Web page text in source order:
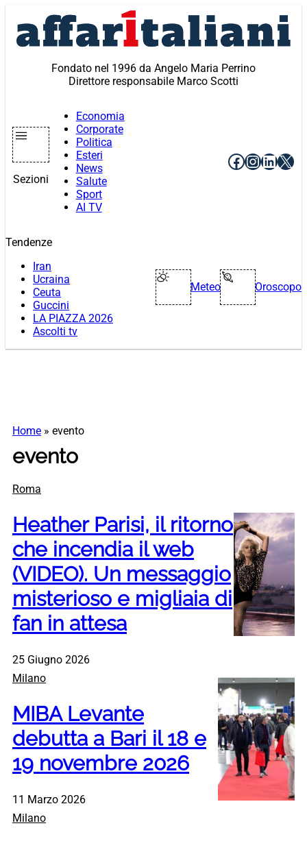
contenuto
Fondato nel 1996 da Angelo Maria Perrino
Direttore responsabile Marco Scotti
Sezioni
Economia
Corporate
Politica
Esteri
News
Salute
Sport
AI TV
Facebook
X
Tendenze
Iran
Ucraina
Ceuta
Guccini
LA PIAZZA 2026
Ascolti tv
Meteo Oroscopo
Home » evento
evento
Roma
Heather Parisi, il ritorno
che incendia il web
(VIDEO). Un messaggio
misterioso e migliaia di
fan in attesa
25 Giugno 2026
Milano
MIBA Levante
debutta a Bari il 18 e
19 novembre 2026
11 Marzo 2026
Milano